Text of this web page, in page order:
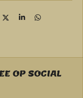
D
S
D
OP SOCIAL